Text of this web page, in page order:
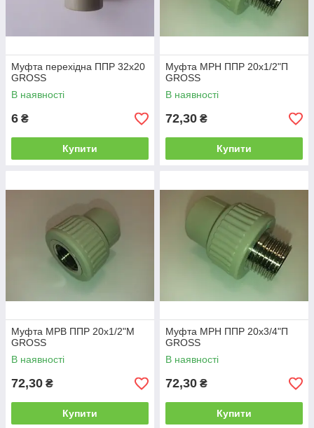
Муфта перехідна ППР 32х20
GROSS
В наявності
6 ₴
Купити
Муфта МРН ППР 20х1/2"П
GROSS
В наявності
72,30 ₴
Купити
Муфта МРВ ППР 20х1/2"М
GROSS
В наявності
72,30 ₴
Купити
Муфта МРН ППР 20х3/4"П
GROSS
В наявності
72,30 ₴
Купити